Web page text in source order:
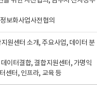
보화사업사전협의
원센터 소개, 주요사업, 데이터 분
이터결합, 결합지원센터, 가명익
센터, 인프라, 교육 등